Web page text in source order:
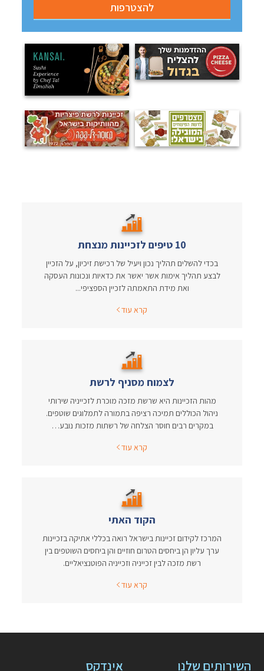
10 טיפים לזכיינות מנצחת
בכדי להשלים תהליך נכון ויעיל של רכישת זיכיון, על הזכיין
לבצע תהליך אימות אשר יאשר את כדאיות ונכונות העסקה
ואת מידת התאמתה לזכיין הספציפי...
קרא עוד
לצמוח מסניף לרשת
מהות הזכיינות היא שרשת מזכה מוכרת לזכייניה שירותי
ניהול הכוללים תמיכה רציפה בתמורה לתמלוגים שוטפים.
במקרים רבים חוסר הצלחה של רשתות מזכות נובע…
קרא עוד
הקוד האתי
המרכז לקידום זכיינות בישראל רואה בכללי אתיקה בזכיינות
ערך עליון הן ביחסים הטרום חוזיים והן ביחסים השוטפים בין
רשת מזכה לבין זכייניה וזכייניה הפוטנציאליים.
קרא עוד
השירותים שלנו אינדקס